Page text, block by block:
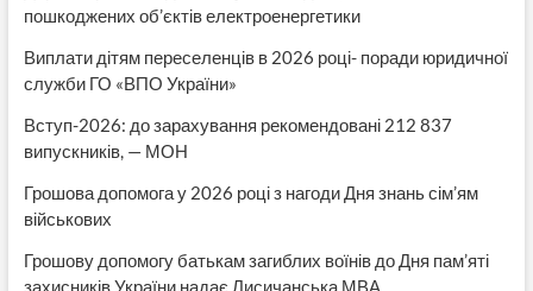
пошкоджених об’єктів електроенергетики
Виплати дітям переселенців в 2026 році- поради юридичної
служби ГО «ВПО України»
Вступ-2026: до зарахування рекомендовані 212 837
випускників, — МОН
Грошова допомога у 2026 році з нагоди Дня знань сім’ям
військових
Грошову допомогу батькам загиблих воїнів до Дня пам’яті
захисників України надає Лисичанська МВА